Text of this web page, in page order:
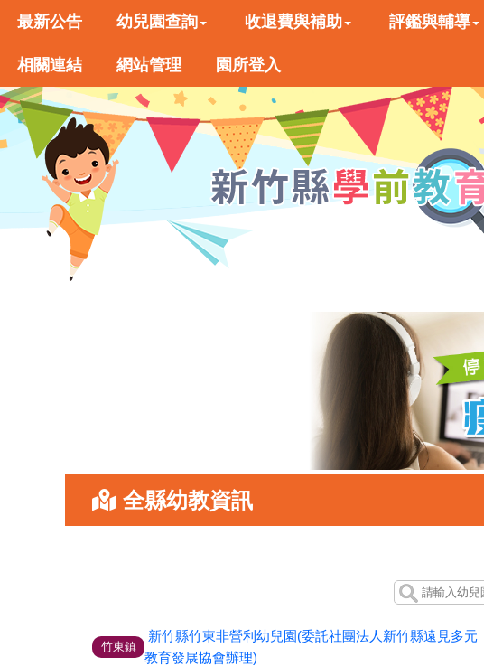
最新公告 幼兒園查詢 收退費與補助 評鑑與輔導
相關連結 網站管理 園所登入
全縣幼教資訊
竹東鎮
新竹縣竹東非營利幼兒園(委託社團法人新竹縣遠見多元
教育發展協會辦理)